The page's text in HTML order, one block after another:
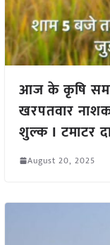
आज के कृषि
खरपतवार
शुल्क I टमाटर
August 20, 2025